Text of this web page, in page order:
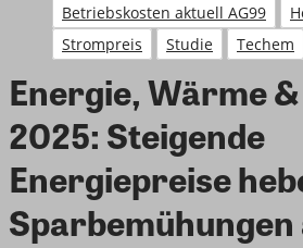
Betriebskosten aktuell AG99
Strompreis
Studie Techem
Energie, Wärme
2025: Steigende
Energiepreise
Sparbemühungen